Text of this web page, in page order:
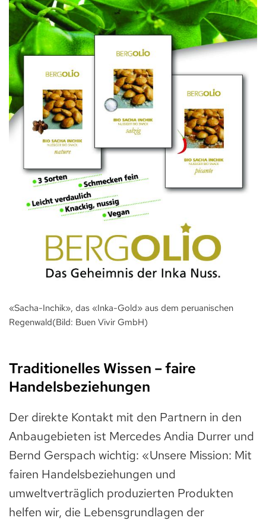
«Sacha-Inchik», das «Inka-Gold» aus dem peruanischen
Regenwald(Bild: Buen Vivir GmbH)
Traditionelles Wissen – faire
Handelsbeziehungen
Der direkte Kontakt mit den Partnern in den
Anbaugebieten ist Mercedes Andia Durrer und
Bernd Gerspach wichtig: «Unsere Mission: Mit
fairen Handelsbeziehungen und
umweltverträglich produzierten Produkten
helfen wir, die Lebensgrundlagen der